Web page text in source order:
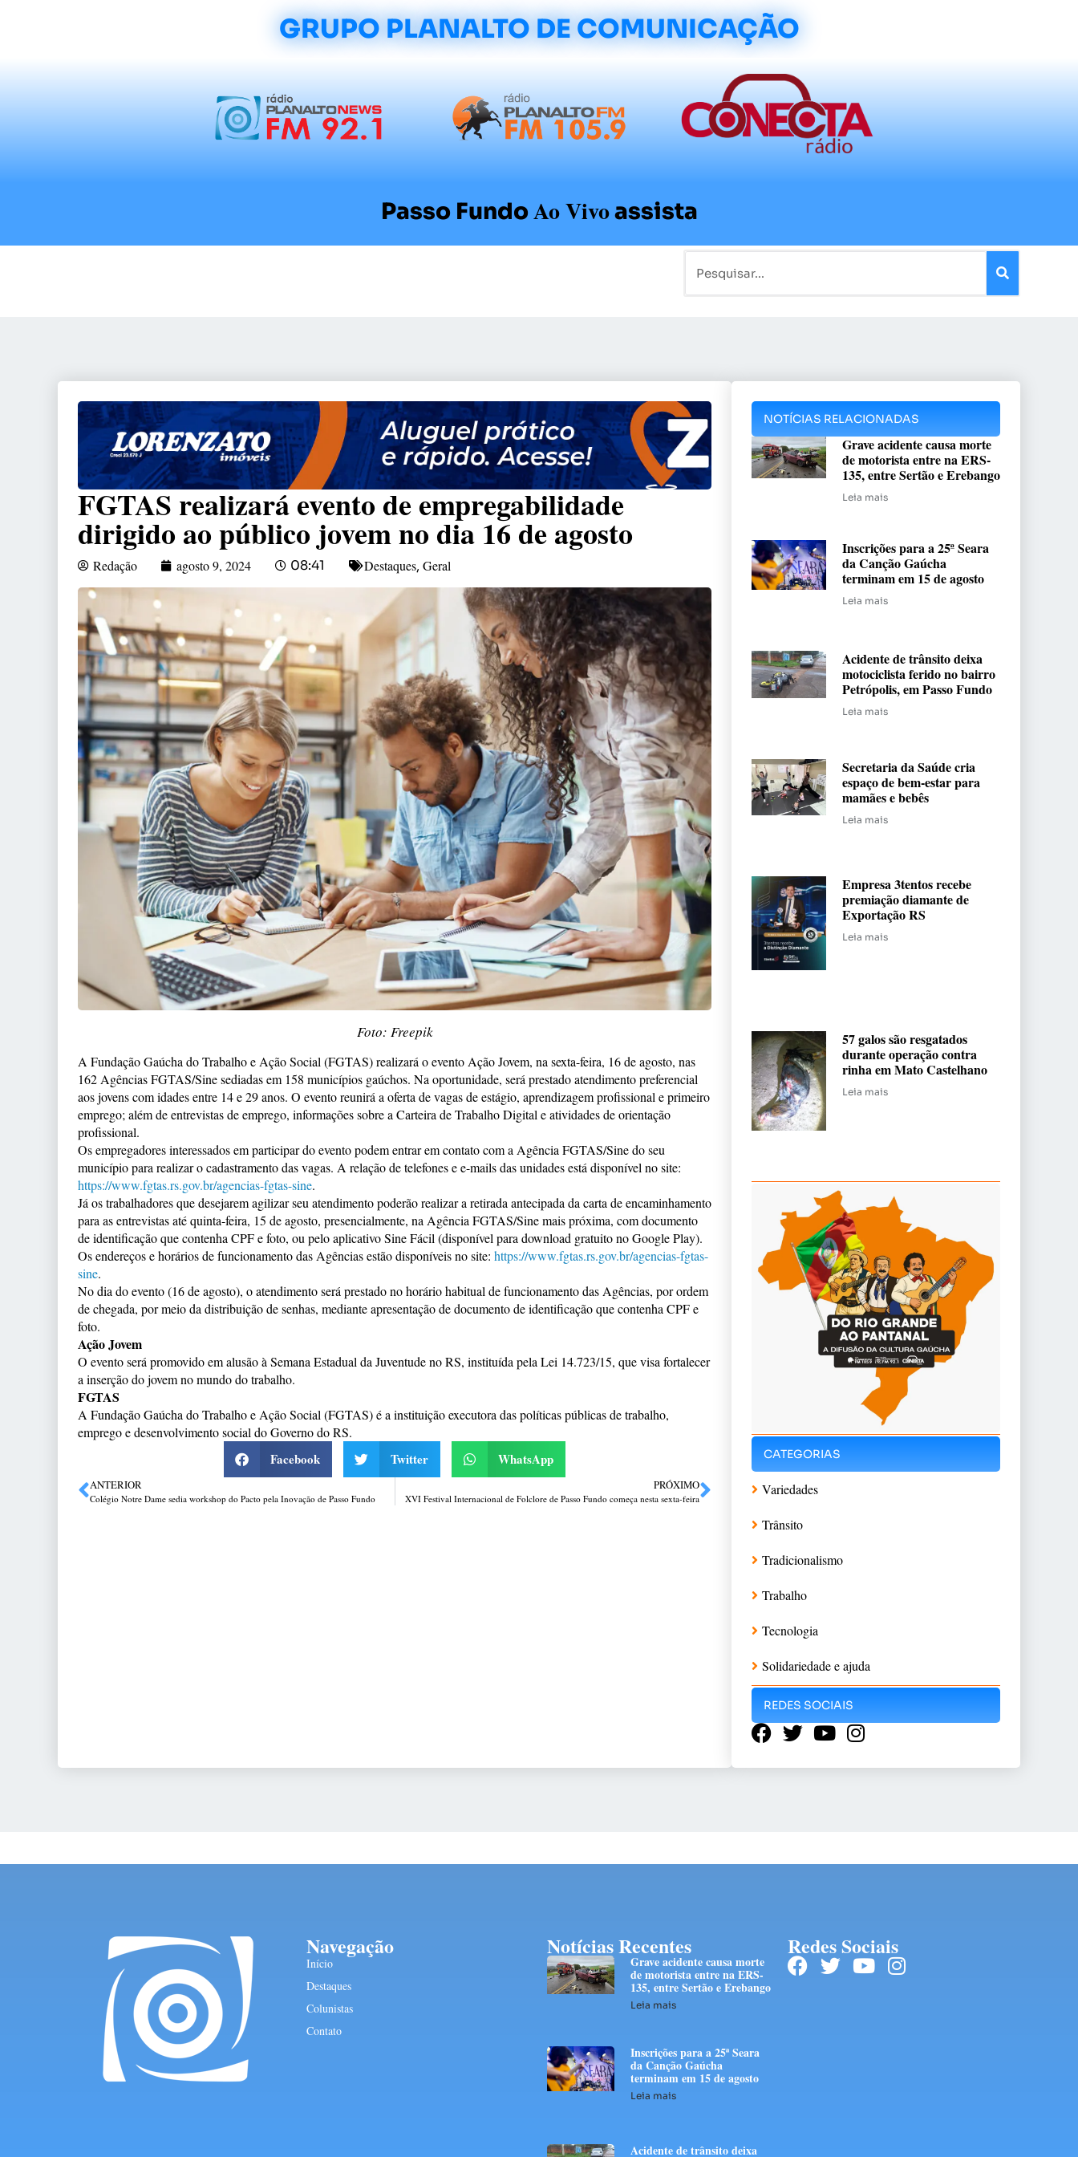
GRUPO PLANALTO DE COMUNICAÇÃO
Passo FundoAo Vivoassista
FGTAS realizará evento de empregabilidade
dirigido ao público jovem no dia 16 de agosto
Redação agosto 9, 2024 08:41 Destaques, Geral
Foto: Freepik
A Fundação Gaúcha do Trabalho e Ação Social (FGTAS) realizará o evento Ação Jovem, na sexta-feira, 16 de agosto, nas
162 Agências FGTAS/Sine sediadas em 158 municípios gaúchos. Na oportunidade, será prestado atendimento preferencial
aos jovens com idades entre 14 e 29 anos. O evento reunirá a oferta de vagas de estágio, aprendizagem profissional e primeiro
emprego; além de entrevistas de emprego, informações sobre a Carteira de Trabalho Digital e atividades de orientação
profissional.
Os empregadores interessados em participar do evento podem entrar em contato com a Agência FGTAS/Sine do seu
município para realizar o cadastramento das vagas. A relação de telefones e e-mails das unidades está disponível no site:
https://www.fgtas.rs.gov.br/agencias-fgtas-sine.
Já os trabalhadores que desejarem agilizar seu atendimento poderão realizar a retirada antecipada da carta de encaminhamento
para as entrevistas até quinta-feira, 15 de agosto, presencialmente, na Agência FGTAS/Sine mais próxima, com documento
de identificação que contenha CPF e foto, ou pelo aplicativo Sine Fácil (disponível para download gratuito no Google Play).
Os endereços e horários de funcionamento das Agências estão disponíveis no site: https://www.fgtas.rs.gov.br/agencias-fgtas-
sine.
No dia do evento (16 de agosto), o atendimento será prestado no horário habitual de funcionamento das Agências, por ordem
de chegada, por meio da distribuição de senhas, mediante apresentação de documento de identificação que contenha CPF e
foto.
Ação Jovem
O evento será promovido em alusão à Semana Estadual da Juventude no RS, instituída pela Lei 14.723/15, que visa fortalecer
a inserção do jovem no mundo do trabalho.
FGTAS
A Fundação Gaúcha do Trabalho e Ação Social (FGTAS) é a instituição executora das políticas públicas de trabalho,
emprego e desenvolvimento social do Governo do RS.
Facebook Twitter WhatsApp
ANTERIOR
Colégio Notre Dame sedia workshop do Pacto pela Inovação de Passo Fundo
PRÓXIMO
XVI Festival Internacional de Folclore de Passo Fundo começa nesta sexta-feira
NOTÍCIAS RELACIONADAS
Grave acidente causa morte
de motorista entre na ERS-
135, entre Sertão e Erebango
Leia mais
Inscrições para a 25ª Seara
da Canção Gaúcha
terminam em 15 de agosto
Leia mais
Acidente de trânsito deixa
motociclista ferido no bairro
Petrópolis, em Passo Fundo
Leia mais
Secretaria da Saúde cria
espaço de bem-estar para
mamães e bebês
Leia mais
Empresa 3tentos recebe
premiação diamante de
Exportação RS
Leia mais
57 galos são resgatados
durante operação contra
rinha em Mato Castelhano
Leia mais
CATEGORIAS
Variedades
Trânsito
Tradicionalismo
Trabalho
Tecnologia
Solidariedade e ajuda
REDES SOCIAIS
Navegação
Início
Destaques
Colunistas
Contato
Notícias Recentes
Grave acidente causa morte
de motorista entre na ERS-
135, entre Sertão e Erebango
Leia mais
Inscrições para a 25ª Seara
da Canção Gaúcha
terminam em 15 de agosto
Leia mais
Acidente de trânsito deixa
Redes Sociais